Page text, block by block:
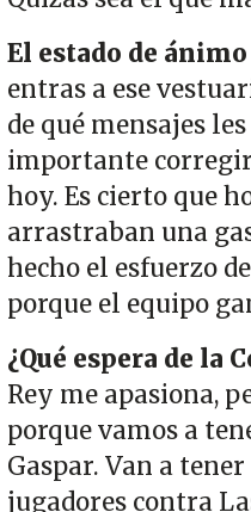
El estado de
entras a ese
de qué mensajes les
importante
hoy. Es cierto que
arrastraban una
hecho el esfuerzo
porque el equipo
¿Qué espera de la
Rey me apasiona,
porque vamos a
Gaspar. Van a
jugadores contra